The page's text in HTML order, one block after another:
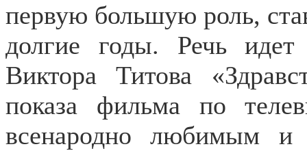
первую большую роль,
долгие годы. Речь
Виктора Титова
показа фильма по
всенародно любимым и